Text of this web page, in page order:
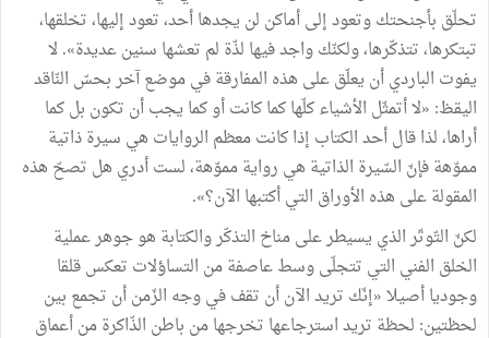
تحلّق بأجنحتك وتعود إلى أماكن لن يجدها أحد، تعود إليها، تخلقها،
تبتكرها، تتذكّرها، ولكنّك واجد فيها لذّة لم تعشها سنين عديدة». لا
يفوت الباردي أن يعلّق على هذه المفارقة في موضع آخر بحسّ النّاقد
اليقظ: «لا أتمثّل الأشياء كلّها كما كانت أو كما يجب أن تكون بل كما
أراها، لذا قال أحد الكتاب إذا كانت معظم الروايات هي سيرة ذاتية
مموّهة فإنّ السّيرة الذاتية هي رواية مموّهة، لست أدري هل تصحّ هذه
المقولة على هذه الأوراق التي أكتبها الآن؟».
لكنّ التّوتّر الذي يسيطر على مناخ التذكّر والكتابة هو جوهر عملية
الخلق الفني التي تتجلّى وسط عاصفة من التساؤلات تعكس قلقا
وجوديا أصيلا «إنّك تريد الآن أن تقف في وجه الزّمن أن تجمع بين
لحظتين: لحظة تريد استرجاعها تخرجها من باطن الذّاكرة من أعماق